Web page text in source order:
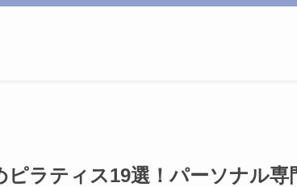
ピラティス19選！パーソナル専